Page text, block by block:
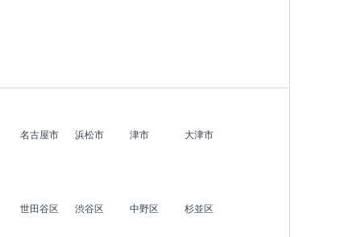
名古屋市 浜松市 津市
大津市
世田谷区 渋谷区 中野区
杉並区